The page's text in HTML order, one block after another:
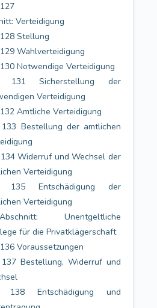
Verteidigung
Stellung
Wahlverteidigung
Notwendige Verteidigung
131 Sicherstellung der
Verteidigung
Amtliche Verteidigung
Bestellung der amtlichen
Widerruf und Wechsel der
Verteidigung
135 Entschädigung der
Verteidigung
Unentgeltliche
für die Privatklägerschaft
Voraussetzungen
Bestellung, Widerruf und
138 Entschädigung und